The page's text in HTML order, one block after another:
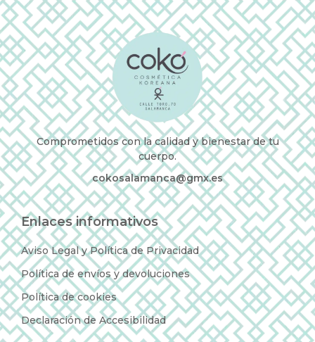
Comprometidos con la calidad y bienestar de tu
cuerpo.
cokosalamanca@gmx.es
Enlaces informativos
Aviso Legal y Política de Privacidad
Política de envíos y devoluciones
Política de cookies
Declaración de Accesibilidad